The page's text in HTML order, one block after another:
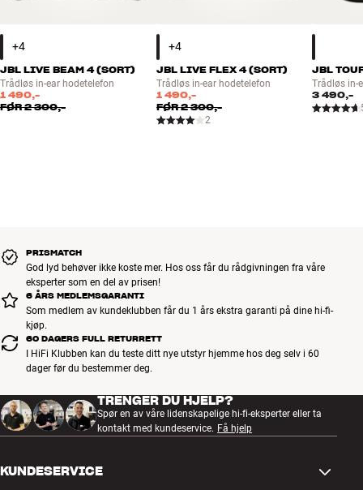
JBL LIVE BEAM 4 (SORT)
Trådløs in-ear hodetelefon
1 490,-
FØR2 300,-
JBL LIVE FLEX 4 (SORT)
Trådløs in-ear hodetelefon
1 490,-
FØR2 300,-
2
JBL
Trådløs in-
3 490,-
PRISMATCH
God lyd behøver ikke koste mer. Hos oss får du rådgivningen fra våre
eksperter som en del av prisen!
6 ÅRS MEDLEMSGARANTI
Som medlem av kundeklubben får du 1 års ekstra garanti på dine hi-fi-
kjøp.
60 DAGERS FULL RETURRETT
I HiFi Klubben kan du teste ditt nye utstyr hjemme hos deg selv i 60
dager før du bestemmer deg.
TRENGER DU HJELP?
Spør en av våre lidenskapelige hi-fi-eksperter eller ta
kontakt med kundeservice. Få hjelp
KUNDESERVICE